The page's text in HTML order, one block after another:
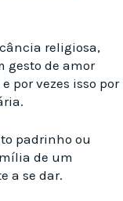
religiosa,
gesto de amor
por vezes isso por
padrinho ou
de um
a se dar.